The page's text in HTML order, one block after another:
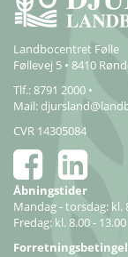
Landbocentret Følle
Føllevej 5 • 8410
Tlf.: 8791 2000 •
Mail:
CVR 14305084
Åbningstider
Mandag - torsdag: kl.
Fredag: kl. 8.00 - 13.00